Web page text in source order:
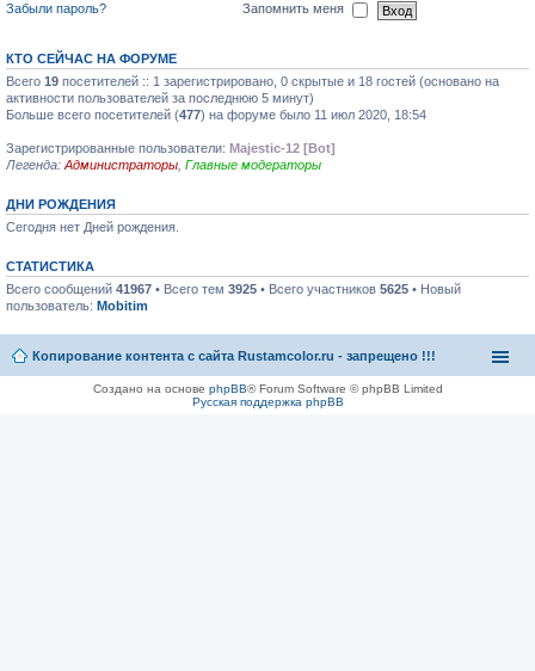
Забыли пароль?
Запомнить меня
КТО СЕЙЧАС НА ФОРУМЕ
Всего 19 посетителей :: 1 зарегистрировано, 0 скрытые и 18 гостей (основано на
активности пользователей за последнюю 5 минут)
Больше всего посетителей (477) на форуме было 11 июл 2020, 18:54
Зарегистрированные пользователи: Majestic-12 [Bot]
Легенда: Администраторы Главные модераторы
ДНИ РОЖДЕНИЯ
Сегодня нет Дней рождения.
СТАТИСТИКА
Всего сообщений 41967 • Всего тем 3925 • Всего участников 5625 • Новый
пользователь: Mobitim
Копирование контента с сайта Rustamcolor.ru - запрещено !!!
Создано на основе phpBB® Forum Software © phpBB Limited
Русская поддержка phpBB